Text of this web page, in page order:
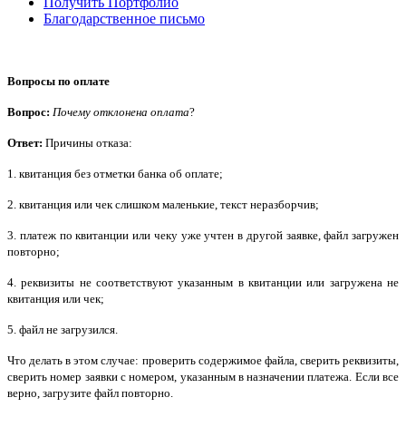
Благодарственное письмо
Вопросы по оплате
Вопрос: Почему отклонена оплата?
Ответ: Причины отказа:
1. квитанция без отметки банка об оплате;
2. квитанция или чек слишком маленькие, текст неразборчив;
3. платеж по квитанции или чеку уже учтен в другой заявке, файл загружен
повторно;
4. реквизиты не соответствуют указанным в квитанции или загружена не
квитанция или чек;
5. файл не загрузился.
Что делать в этом случае: проверить содержимое файла, сверить реквизиты,
сверить номер заявки с номером, указанным в назначении платежа. Если все
верно, загрузите файл повторно.